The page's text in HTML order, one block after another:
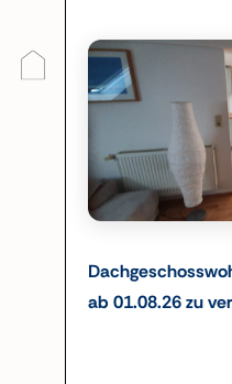
ab 01.08.26 zu